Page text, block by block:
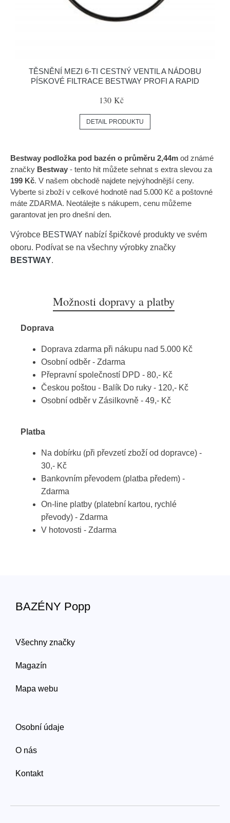
TĚSNĚNÍ MEZI 6-TI CESTNÝ VENTIL A NÁDOBU
PÍSKOVÉ FILTRACE BESTWAY PROFI A RAPID
130 Kč
DETAIL PRODUKTU
Bestway podložka pod bazén o průměru 2,44m od známé
značky Bestway - tento hit můžete sehnat s extra slevou za
199 Kč. V našem obchodě najdete nejvýhodnější ceny.
Vyberte si zboží v celkové hodnotě nad 5.000 Kč a poštovné
máte ZDARMA. Neotálejte s nákupem, cenu můžeme
garantovat jen pro dnešní den.
Výrobce BESTWAY nabízí špičkové produkty ve svém
oboru. Podívat se na všechny výrobky značky
BESTWAY.
Možnosti dopravy a platby
Doprava
Doprava zdarma při nákupu nad 5.000 Kč
Osobní odběr - Zdarma
Přepravní společností DPD - 80,- Kč
Českou poštou - Balík Do ruky - 120,- Kč
Osobní odběr v Zásilkovně - 49,- Kč
Platba
Na dobírku (při převzetí zboží od dopravce) -
30,- Kč
Bankovním převodem (platba předem) -
Zdarma
On-line platby (platební kartou, rychlé
převody) - Zdarma
V hotovosti - Zdarma
BAZÉNY Popp
Všechny značky
Magazín
Mapa webu
Osobní údaje
O nás
Kontakt